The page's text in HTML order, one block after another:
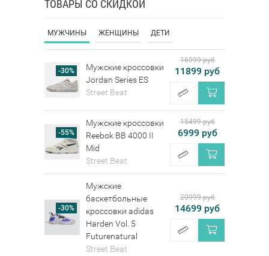
ТОВАРЫ СО СКИДКОЙ
МУЖЧИНЫ ЖЕНЩИНЫ ДЕТИ
-30%
Мужские кроссовки
Jordan Series ES
Street Beat
16999 руб
11899 руб
-55%
Мужские кроссовки
Reebok BB 4000 II
Mid
Street Beat
15499 руб
6999 руб
-30%
Мужские
баскетбольные
кроссовки adidas
Harden Vol. 5
Futurenatural
Street Beat
20999 руб
14699 руб